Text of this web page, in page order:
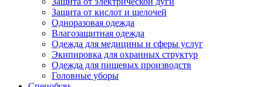
Защита от кислот и щелочей
Одноразовая одежда
Влагозащитная одежда
Одежда для медицины и сферы услуг
Экипировка для охранных структур
Одежда для пищевых производств
Головные уборы